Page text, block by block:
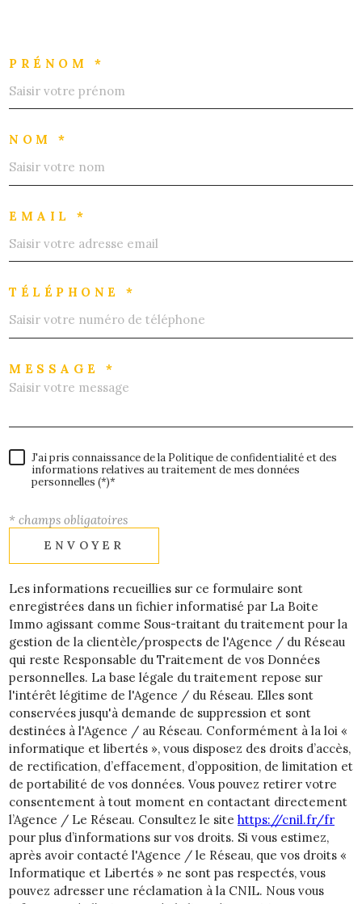
PRÉNOM *
NOM *
EMAIL *
TÉLÉPHONE *
MESSAGE *
J'ai pris connaissance de la Politique de confidentialité et des
informations relatives au traitement de mes données
personnelles (*)*
* champs obligatoires
ENVOYER
Les informations recueillies sur ce formulaire sont
enregistrées dans un fichier informatisé par La Boite
Immo agissant comme Sous-traitant du traitement pour la
gestion de la clientèle/prospects de l'Agence / du Réseau
qui reste Responsable du Traitement de vos Données
personnelles. La base légale du traitement repose sur
l'intérêt légitime de l'Agence / du Réseau. Elles sont
conservées jusqu'à demande de suppression et sont
destinées à l'Agence / au Réseau. Conformément à la loi «
informatique et libertés », vous disposez des droits d’accès,
de rectification, d’effacement, d’opposition, de limitation et
de portabilité de vos données. Vous pouvez retirer votre
consentement à tout moment en contactant directement
l’Agence / Le Réseau. Consultez le site https://cnil.fr/fr
pour plus d’informations sur vos droits. Si vous estimez,
après avoir contacté l'Agence / le Réseau, que vos droits «
Informatique et Libertés » ne sont pas respectés, vous
pouvez adresser une réclamation à la CNIL. Nous vous